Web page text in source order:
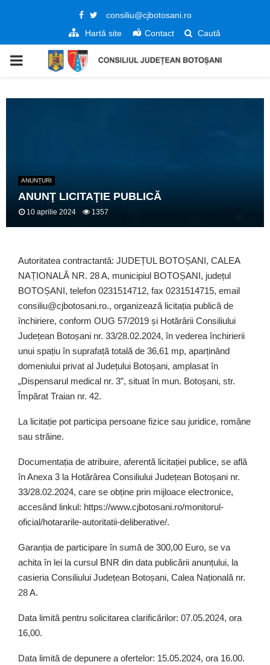
Facebook
Twitter
consiliu@cjbotosani.ro
Hartă site
Contact Caută
PRIMARY
ANUNȚURI
ANUNŢ LICITAŢIE PUBLICĂ
10 aprilie 2024 1357
Autoritatea contractantă: JUDEȚUL BOTOȘANI, CALEA
NAȚIONALĂ NR. 28 A, municipiul BOTOȘANI, județul
BOTOȘANI, telefon 0231514712, fax 0231514715, email
consiliu@cjbotosani.ro., organizează licitația publică de
închiriere, conform OUG 57/2019 și Hotărârii Consiliului
Județean Botoșani nr. 33/28.02.2024, în vederea închirierii
unui spațiu în suprafață totală de 36,61 mp, aparținând
domeniului privat al Județului Botoșani, amplasat în
„Dispensarul medical nr. 3”, situat în mun. Botoșani, str.
Împărat Traian nr. 42.
La licitație pot participa persoane fizice sau juridice, române
sau străine.
Documentația de atribuire, aferentă licitației publice, se află
în Anexa 3 la Hotărârea Consiliului Județean Botoșani nr.
33/28.02.2024, care se obține prin mijloace electronice,
accesând linkul: https://www.cjbotosani.ro/monitorul-
oficial/hotararile-autoritatii-deliberative/.
Garanția de participare în sumă de 300,00 Euro, se va
achita în lei la cursul BNR din data publicării anunțului, la
casieria Consiliului Județean Botoșani, Calea Națională nr.
28 A.
Data limită pentru solicitarea clarificărilor: 07.05.2024, ora
16,00.
Data limită de depunere a ofertelor: 15.05.2024, ora 16.00.